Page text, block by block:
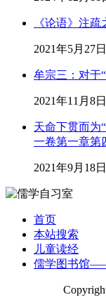
《论语》注
2021年5月27日
牟宗三：对于
2021年11月8日
天命下贯而为
一卷第一章第
2021年9月18日
首页
本站搜索
儿童读经
儒学图书馆